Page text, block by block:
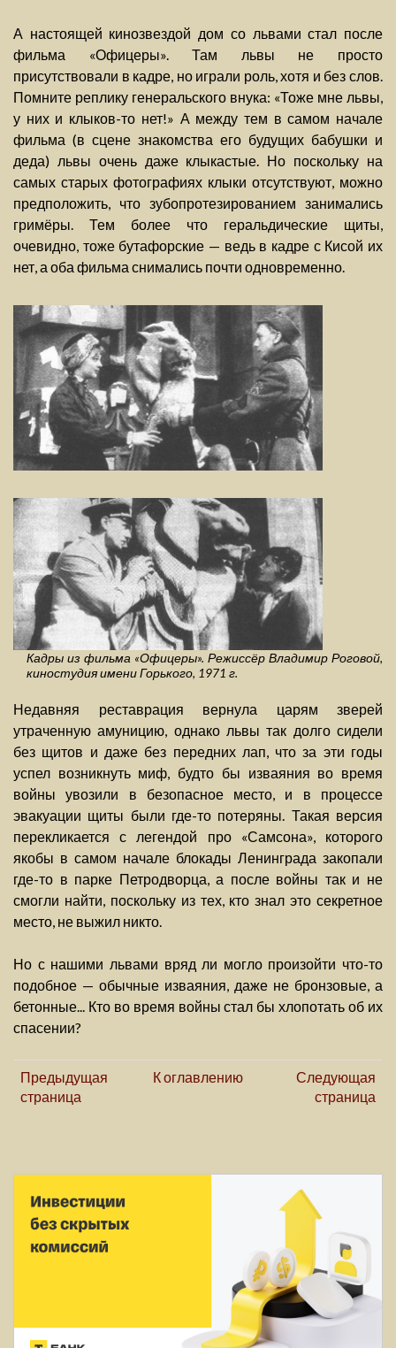
А настоящей кинозвездой дом со львами стал после
фильма «Офицеры». Там львы не просто
присутствовали в кадре, но играли роль, хотя и без слов.
Помните реплику генеральского внука: «Тоже мне львы,
у них и клыков-то нет!» А между тем в самом начале
фильма (в сцене знакомства его будущих бабушки и
деда) львы очень даже клыкастые. Но поскольку на
самых старых фотографиях клыки отсутствуют, можно
предположить, что зубопротезированием занимались
гримёры. Тем более что геральдические щиты,
очевидно, тоже бутафорские — ведь в кадре с Кисой их
нет, а оба фильма снимались почти одновременно.
Кадры из фильма «Офицеры». Режиссёр Владимир Роговой,
киностудия имени Горького, 1971 г.
Недавняя реставрация вернула царям зверей
утраченную амуницию, однако львы так долго сидели
без щитов и даже без передних лап, что за эти годы
успел возникнуть миф, будто бы изваяния во время
войны увозили в безопасное место, и в процессе
эвакуации щиты были где-то потеряны. Такая версия
перекликается с легендой про «Самсона», которого
якобы в самом начале блокады Ленинграда закопали
где-то в парке Петродворца, а после войны так и не
смогли найти, поскольку из тех, кто знал это секретное
место, не выжил никто.
Но с нашими львами вряд ли могло произойти что-то
подобное — обычные изваяния, даже не бронзовые, а
бетонные... Кто во время войны стал бы хлопотать об их
спасении?
Предыдущая
страница
К оглавлению
Следующая
страница